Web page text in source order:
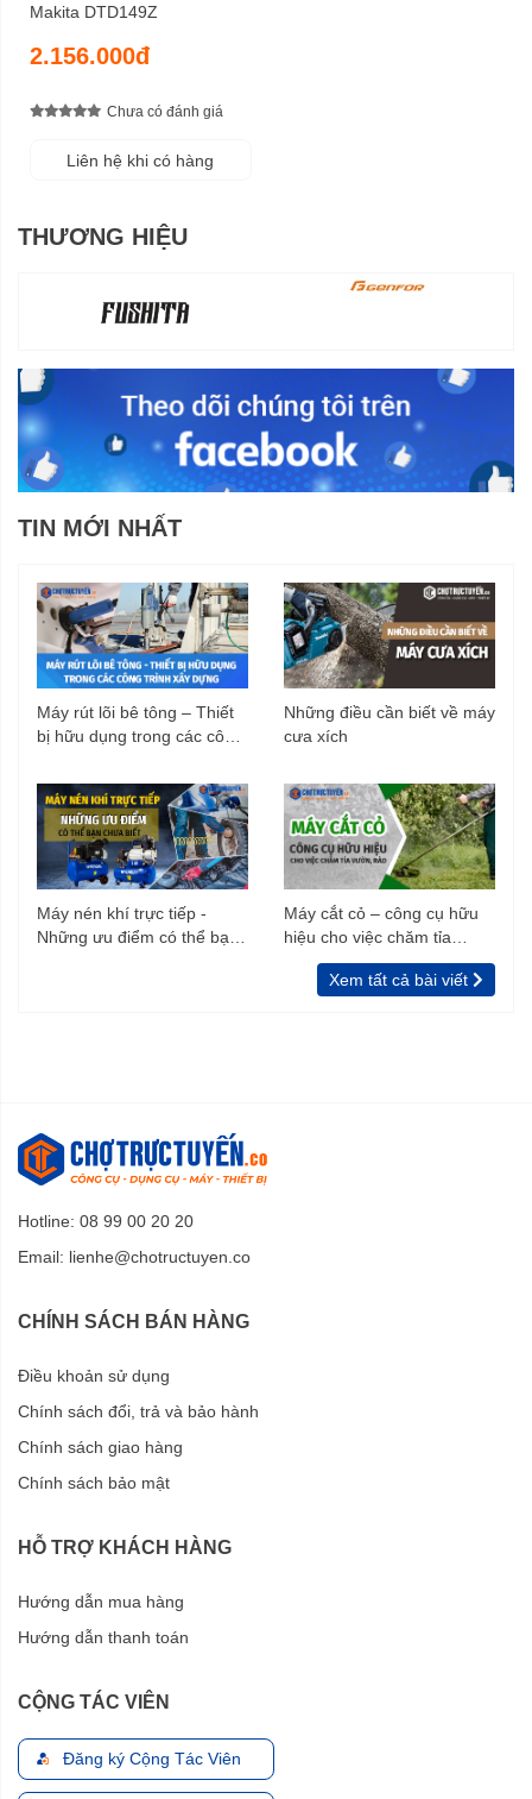
Makita DTD149Z
2.156.000đ
Chưa có đánh giá
Liên hệ khi có hàng
THƯƠNG HIỆU
TIN MỚI NHẤT
Máy rút lõi bê tông – Thiết
bị hữu dụng trong các công
Những điều cần biết về máy
cưa xích
Máy nén khí trực tiếp -
Những ưu điểm có thể bạn
Máy cắt cỏ – công cụ hữu
hiệu cho việc chăm tỉa
vườn, rào
Xem tất cả bài viết
Hotline: 08 99 00 20 20
Email: lienhe@chotructuyen.co
CHÍNH SÁCH BÁN HÀNG
Điều khoản sử dụng
Chính sách đổi, trả và bảo hành
Chính sách giao hàng
Chính sách bảo mật
HỖ TRỢ KHÁCH HÀNG
Hướng dẫn mua hàng
Hướng dẫn thanh toán
CỘNG TÁC VIÊN
Đăng ký Cộng Tác Viên